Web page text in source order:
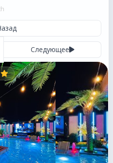
Следующее